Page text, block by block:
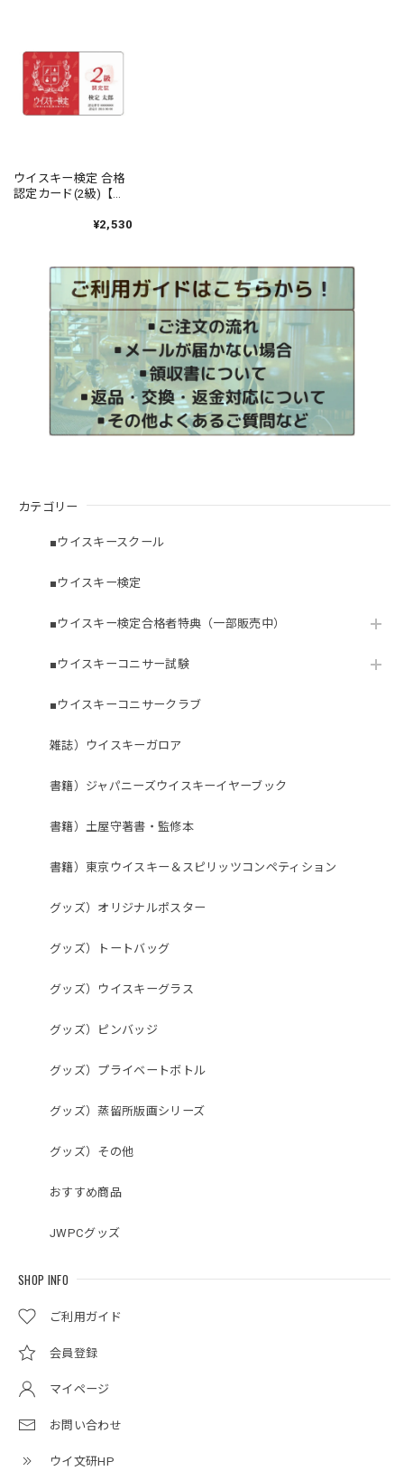
カテゴリー
■ウイスキースクール
■ウイスキー検定
■ウイスキー検定合格者特典（一部販売中）
■ウイスキーコニサー試験
■ウイスキーコニサークラブ
雑誌）ウイスキーガロア
書籍）ジャパニーズウイスキーイヤーブック
書籍）土屋守著書・監修本
書籍）東京ウイスキー＆スピリッツコンペティション
グッズ）オリジナルポスター
グッズ）トートバッグ
グッズ）ウイスキーグラス
グッズ）ピンバッジ
グッズ）プライベートボトル
グッズ）蒸留所版画シリーズ
グッズ）その他
おすすめ商品
JWPCグッズ
SHOP INFO
ご利用ガイド
会員登録
マイページ
お問い合わせ
ウイ文研HP
ウイスキー検定 合格
認定カード(2級)【申
日 商品発送：2026
¥2,530